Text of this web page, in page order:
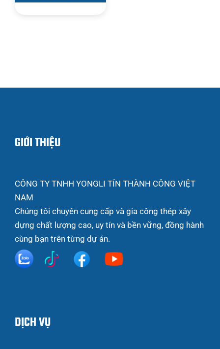
GIỚI THIỆU
CÔNG TY TNHH YONGLI TÍN THÀNH CÔNG VIỆT
NAM
Chúng tôi chuyên cung cấp và gia công thép xây
dựng chất lượng cao, uy tín và bền vững, đồng hành
cùng bạn trên từng dự án.
DỊCH VỤ